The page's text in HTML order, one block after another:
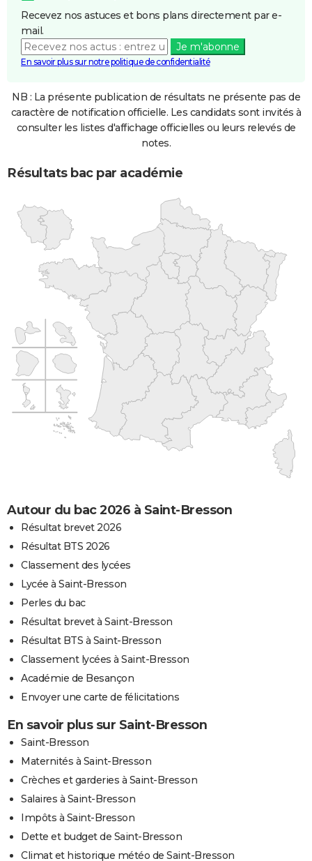
Recevez nos astuces et bons plans directement par e-
mail.
Je m'abonne
En savoir plus sur notre politique de confidentialité
NB : La présente publication de résultats ne présente pas de
caractère de notification officielle. Les candidats sont invités à
consulter les listes d'affichage officielles ou leurs relevés de
notes.
Résultats bac par académie
Autour du bac 2026 à Saint-Bresson
Résultat brevet 2026
Résultat BTS 2026
Classement des lycées
Lycée à Saint-Bresson
Perles du bac
Résultat brevet à Saint-Bresson
Résultat BTS à Saint-Bresson
Classement lycées à Saint-Bresson
Académie de Besançon
Envoyer une carte de félicitations
En savoir plus sur Saint-Bresson
Saint-Bresson
Maternités à Saint-Bresson
Crèches et garderies à Saint-Bresson
Salaires à Saint-Bresson
Impôts à Saint-Bresson
Dette et budget de Saint-Bresson
Climat et historique météo de Saint-Bresson